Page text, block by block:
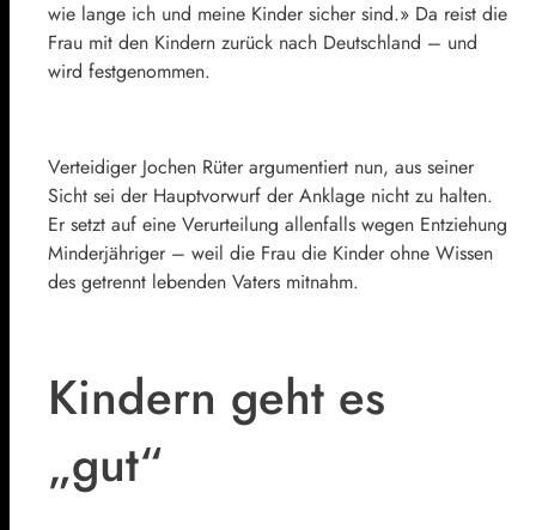
wie lange ich und meine Kinder sicher sind.» Da reist die
Frau mit den Kindern zurück nach Deutschland – und
wird festgenommen.
Verteidiger Jochen Rüter argumentiert nun, aus seiner
Sicht sei der Hauptvorwurf der Anklage nicht zu halten.
Er setzt auf eine Verurteilung allenfalls wegen Entziehung
Minderjähriger – weil die Frau die Kinder ohne Wissen
des getrennt lebenden Vaters mitnahm.
Kindern geht es
„gut“